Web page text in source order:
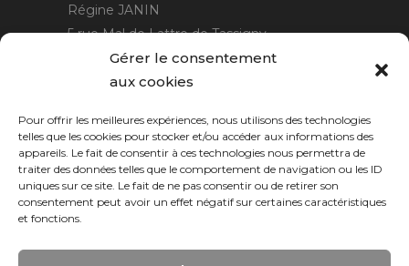
Gérer le consentement
aux cookies
Pour offrir les meilleures expériences, nous utilisons des technologies
telles que les cookies pour stocker et/ou accéder aux informations des
appareils. Le fait de consentir à ces technologies nous permettra de
traiter des données telles que le comportement de navigation ou les ID
uniques sur ce site. Le fait de ne pas consentir ou de retirer son
consentement peut avoir un effet négatif sur certaines caractéristiques
et fonctions.
Régine JANIN
5 rue Mal de Lattre de Tassigny
21220 Gevrey Chambertin
06 15 15 80 29
Horaires :sur rendez-vous.